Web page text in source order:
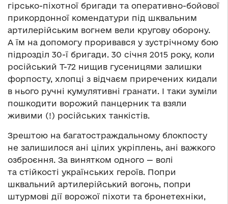
гірсько-піхотної бригади та оперативно-бойової
прикордонної комендатури під шквальним
артилерійським вогнем вели кругову оборону.
А їм на допомогу проривався у зустрічному бою
підрозділ 30-ї бригади. 30 січня 2015 року, коли
російський Т-72 нищив гусеницями залишки
форпосту, хлопці з відчаєм приречених кидали
в нього ручні кумулятивні гранати. І таки зуміли
пошкодити ворожий панцерник та взяли
живими (!) російських танкістів.
Зрештою на багатостраждальному блокпосту
не залишилося ані цілих укріплень, ані важкого
озброєння. За винятком одного — волі
та стійкості українських героїв. Попри
шквальний артилерійський вогонь, попри
штурмові дії ворожої піхоти та бронетехніки,